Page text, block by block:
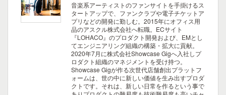
音楽系アーティストのファンサイトを手掛けるス
タートアップで、ファンクラブや電子チケットア
プリなどの開発に勤しむ。2015年にオフィス用
品のアスクル株式会社へ転職。ECサイト
『LOHACO』のプロダクト開発および、EMとし
てエンジニアリング組織の構築・拡大に貢献。
2020年7月に株式会社Showcase Gigへ入社しプ
ロダクト組織のマネジメントを受け持つ。
Showcase Gigが作る次世代店舗創出プラットフ
ォームは、世の中に新しい価値を生み出すプロダ
クトです。それは、新しい日常を作るという事で